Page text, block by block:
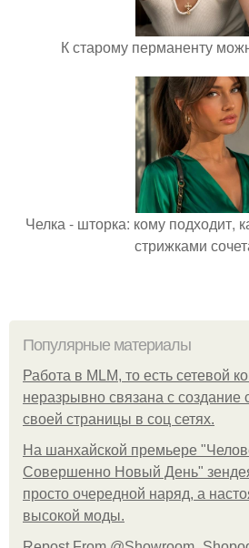
К старому перманенту
Челка - шторка: кому подходит,
стрижками
Популярные материалы
Работа в MLM, то есть сетевой
неразрывно связана с создание
своей страницы в соц сетях.
На шанхайской премьере
Совершенно Новый День"
просто очередной наряд, а
высокой моды.